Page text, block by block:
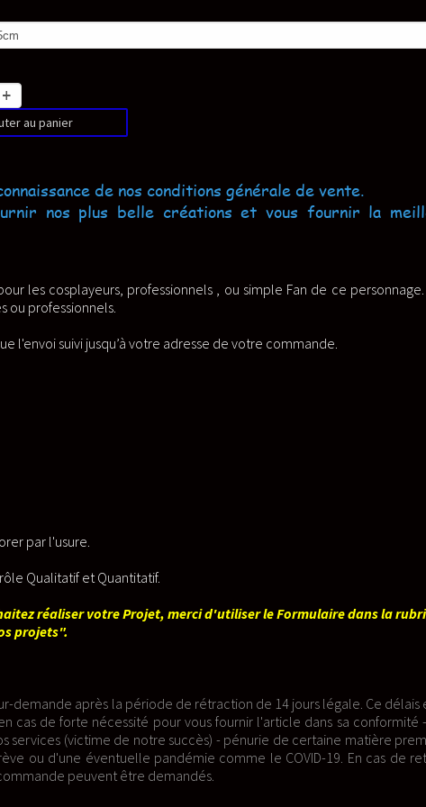
générale de vente.
et vous fournir la meilleur
ou simple Fan de ce personnage. Elle
de votre commande.
le Formulaire dans la rubrique
de 14 jours légale. Ce délais est a
l'article dans sa conformité - Les
pénurie de certaine matière première
le COVID-19. En cas de retard,